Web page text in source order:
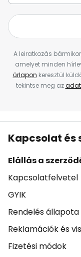
A leiratkozás
amelyet minden
űrlapon keresztül
tekintse meg az
Kapcsolat és
Elállás a
Kapcsolatfelvetel
GYIK
Rendelés állapota
Reklamációk és
Fizetési módok